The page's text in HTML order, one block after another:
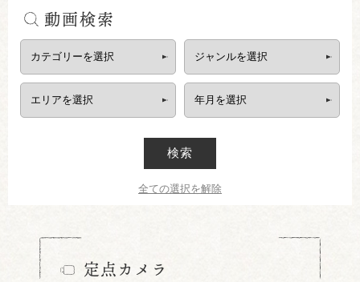
動画検索
検索
全ての選択を解除
定点カメラ